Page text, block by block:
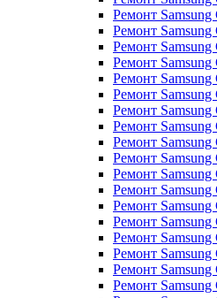
Ремонт
Ремонт
Ремонт Samsung
Ремонт
Ремонт Samsung
Ремонт
Ремонт
Ремонт Samsung
Ремонт
Ремонт Samsung
Ремонт Samsung
Ремонт Samsung
Ремонт Samsung
Ремонт Samsung
Ремонт Samsung
Ремонт Samsung
Ремонт Samsung
Ремонт